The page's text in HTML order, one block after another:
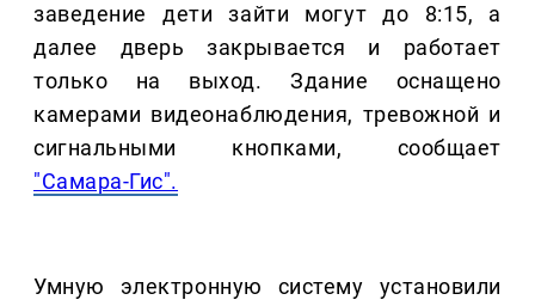
заведение дети зайти могут до 8:15, а
далее дверь закрывается и работает
только на выход. Здание оснащено
камерами видеонаблюдения, тревожной и
сигнальными кнопками, сообщает
"Самара-Гис".
Умную электронную систему установили